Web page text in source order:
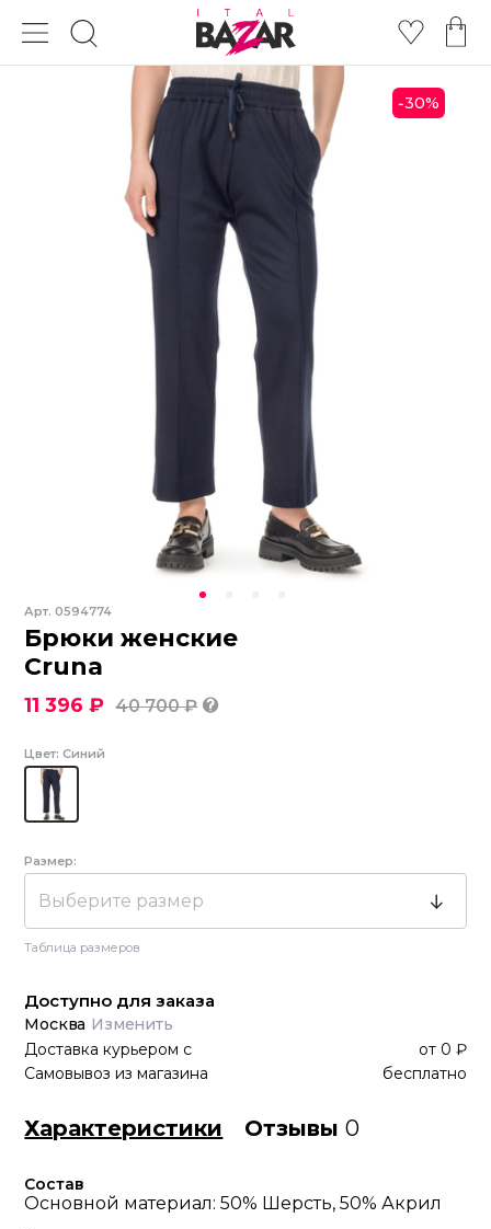
-30%
Арт.0594774
Брюки женские
Cruna
11 396 ₽ 40 700 ₽
Цвет: Синий
Размер:
Выберите размер
Таблица размеров
Доступно для заказа
Москва Изменить
Доставка курьером с от 0 ₽
Самовывоз из магазина
бесплатно
Характеристики Отзывы0
Состав
Основной материал: 50% Шерсть, 50% Акрил